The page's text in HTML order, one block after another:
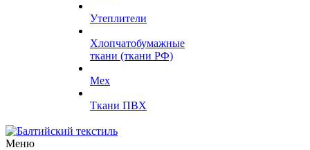
Утеплители
Хлопчатобумажные
ткани (ткани РФ)
Мех
Ткани ПВХ
Меню